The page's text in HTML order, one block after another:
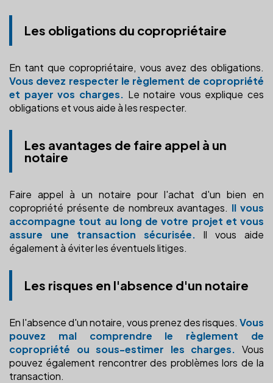
Les obligations du copropriétaire
En tant que copropriétaire, vous avez des obligations.
Vous devez respecter le règlement de copropriété
et payer vos charges. Le notaire vous explique ces
obligations et vous aide à les respecter.
Les avantages de faire appel à un
notaire
Faire appel à un notaire pour l'achat d'un bien en
copropriété présente de nombreux avantages. Il vous
accompagne tout au long de votre projet et vous
assure une transaction sécurisée. Il vous aide
également à éviter les éventuels litiges.
Les risques en l'absence d'un notaire
En l'absence d'un notaire, vous prenez des risques. Vous
pouvez mal comprendre le règlement de
copropriété ou sous-estimer les charges. Vous
pouvez également rencontrer des problèmes lors de la
transaction.